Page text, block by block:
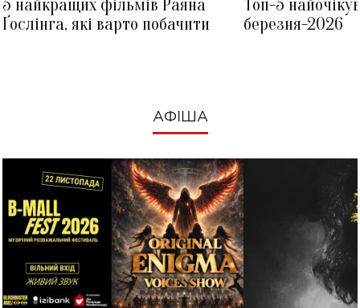
5 найкращих фільмів Раяна
Ґослінга, які варто побачити
Топ-5
березня-2026
АФІША